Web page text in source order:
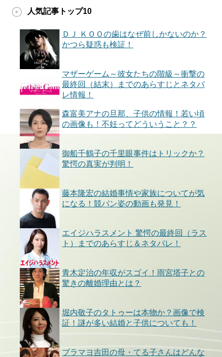
人気記事トップ10
ＤＪ ＫＯＯの歯はなぜ前しかないのか？
かつら疑惑も検証！
マザーゲーム～彼女たちの階級～衝撃の
最終回（結末）までのあらすじとネタバ
レ情報！
森富美アナの旦那、子供の情報！若い頃
の画像も！不妊ってどういうこと？？
御船千鶴子の千里眼事件はトリックか？
驚愕の真実が判明！
藤本隆宏の結婚事情や家族についてが気
になる！競パン姿の動画も発見！
エイジハラスメント 驚愕の最終回（ラス
ト）までのあらすじ＆ネタバレ！
青木定治の年収がスゴイ！雨宮塔子との
驚きの離婚理由とは？
堀内敬子のタトゥーは本物か？画像で検
証！謎が多い結婚と子供についても！
ブラマヨ吉田の母・てる子さんはどんな